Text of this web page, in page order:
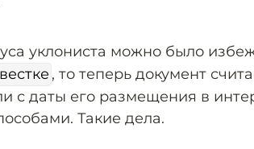
уклониста можно было
, то теперь документ
с даты его размещения в
Такие дела.